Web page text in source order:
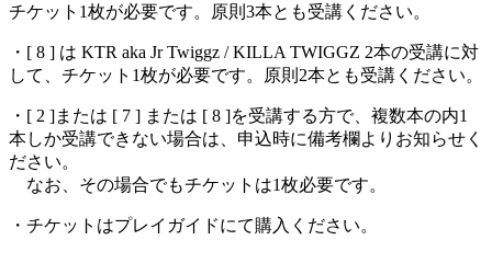
チケット1枚が必要です。原則3本とも受講ください。
・[ 8 ] は KTR aka Jr Twiggz / KILLA TWIGGZ 2本の受講に対
して、チケット1枚が必要です。原則2本とも受講ください。
・[ 2 ]または [ 7 ] または [ 8 ]を受講する方で、複数本の内1
本しか受講できない場合は、申込時に備考欄よりお知らせく
ださい。
なお、その場合でもチケットは1枚必要です。​
・​チケットはプレイガイドにて購入ください。